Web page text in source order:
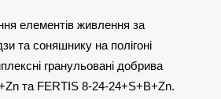
елементів живлення за
та соняшнику на полігоні
гранульовані добрива
та FERTIS 8-24-24+S+B+Zn.